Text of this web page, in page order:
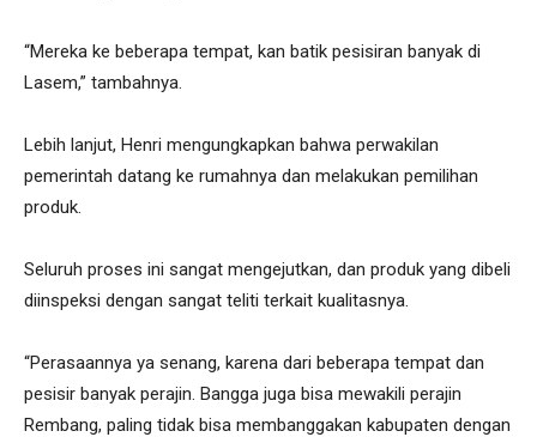
“Mereka ke beberapa tempat, kan batik pesisiran banyak di
Lasem,” tambahnya.
Lebih lanjut, Henri mengungkapkan bahwa perwakilan
pemerintah datang ke rumahnya dan melakukan pemilihan
produk.
Seluruh proses ini sangat mengejutkan, dan produk yang dibeli
diinspeksi dengan sangat teliti terkait kualitasnya.
“Perasaannya ya senang, karena dari beberapa tempat dan
pesisir banyak perajin. Bangga juga bisa mewakili perajin
Rembang, paling tidak bisa membanggakan kabupaten dengan